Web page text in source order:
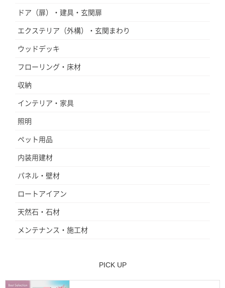
ドア（扉）・建具・玄関扉
エクステリア（外構）・玄関まわり
ウッドデッキ
フローリング・床材
収納
インテリア・家具
照明
ペット用品
内装用建材
パネル・壁材
ロートアイアン
天然石・石材
メンテナンス・施工材
PICK UP